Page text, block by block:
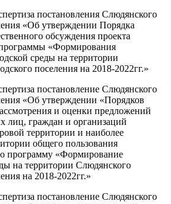
постановления Слюдянского
«Об утверждении Порядка
обсуждения проекта
«Формирования
среды на территории
поселения на 2018-2022гг.»
постановление Слюдянского
«Об утверждении «Порядков
и оценки предложений
лиц, граждан и организаций
территории и наиболее
общего пользования
программу «Формирование
на территории Слюдянского
на 2018-2022гг.»
постановление Слюдянского